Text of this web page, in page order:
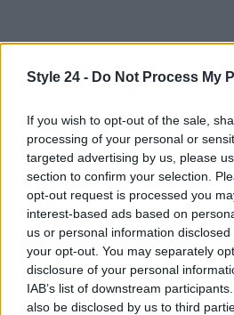
Style 24 - Do Not Process My
If you wish to opt-out of the sale,
processing of your personal or
targeted advertising by us, please
section to confirm your selection.
opt-out request is processed you
interest-based ads based on
us or personal information
your opt-out. You may separately
disclosure of your personal
IAB’s list of downstream
also be disclosed by us to third
Continua a leggere